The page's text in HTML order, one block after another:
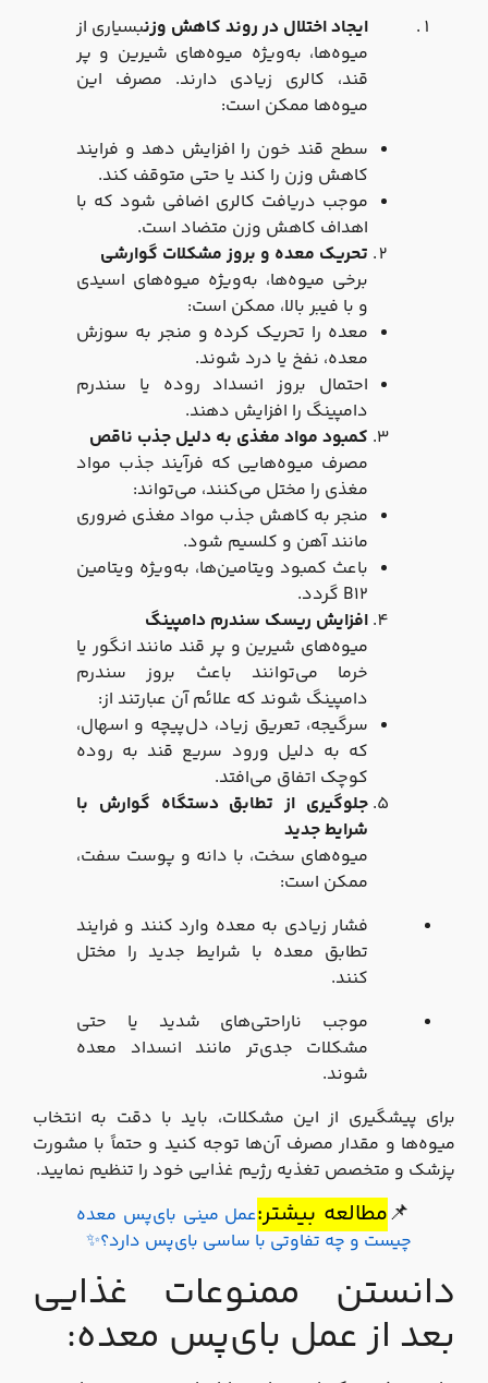
ایجاد اختلال در روند کاهش وزنبسیاری از
میوه‌ها، به‌ویژه میوه‌های شیرین و پر
قند، کالری زیادی دارند. مصرف این
میوه‌ها ممکن است:
سطح قند خون را افزایش دهد و فرایند
کاهش وزن را کند یا حتی متوقف کند.
موجب دریافت کالری اضافی شود که با
اهداف کاهش وزن متضاد است.
تحریک معده و بروز مشکلات گوارشی
برخی میوه‌ها، به‌ویژه میوه‌های اسیدی
و با فیبر بالا، ممکن است:
معده را تحریک کرده و منجر به سوزش
معده، نفخ یا درد شوند.
احتمال بروز انسداد روده یا سندرم
دامپینگ را افزایش دهند.
کمبود مواد مغذی به دلیل جذب ناقص
مصرف میوه‌هایی که فرآیند جذب مواد
مغذی را مختل می‌کنند، می‌تواند:
منجر به کاهش جذب مواد مغذی ضروری
مانند آهن و کلسیم شود.
باعث کمبود ویتامین‌ها، به‌ویژه ویتامین
B12 گردد.
افزایش ریسک سندرم دامپینگ
میوه‌های شیرین و پر قند مانند انگور یا
خرما می‌توانند باعث بروز سندرم
دامپینگ شوند که علائم آن عبارتند از:
سرگیجه، تعریق زیاد، دل‌پیچه و اسهال،
که به دلیل ورود سریع قند به روده
کوچک اتفاق می‌افتد.
جلوگیری از تطابق دستگاه گوارش با
شرایط جدید
میوه‌های سخت، با دانه و پوست سفت،
ممکن است:
فشار زیادی به معده وارد کنند و فرایند
تطابق معده با شرایط جدید را مختل
کنند.
موجب ناراحتی‌های شدید یا حتی
مشکلات جدی‌تر مانند انسداد معده
شوند.
برای پیشگیری از این مشکلات، باید با دقت به انتخاب
میوه‌ها و مقدار مصرف آن‌ها توجه کنید و حتماً با مشورت
پزشک و متخصص تغذیه رژیم غذایی خود را تنظیم نمایید.
📌مطالعه بیشتر:عمل مینی بای‌پس معده
چیست و چه تفاوتی با ساسی بای‌پس دارد؟✨
دانستن ممنوعات غذایی
بعد از عمل بای‌پس معده: